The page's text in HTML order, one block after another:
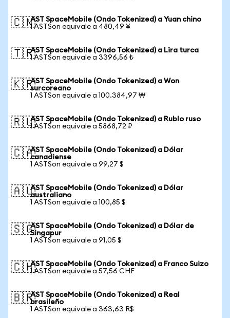
🇨🇳AST SpaceMobile (Ondo Tokenized) a Yuan chino
1 ASTSon equivale a 480,49 ¥
🇹🇷AST SpaceMobile (Ondo Tokenized) a Lira turca
1 ASTSon equivale a 3396,56 ₺
🇰🇷AST SpaceMobile (Ondo Tokenized) a Won
surcoreano
1 ASTSon equivale a 100.384,97 ₩
🇷🇺AST SpaceMobile (Ondo Tokenized) a Rublo ruso
1 ASTSon equivale a 5868,72 ₽
🇨🇦AST SpaceMobile (Ondo Tokenized) a Dólar
canadiense
1 ASTSon equivale a 99,27 $
🇦🇺AST SpaceMobile (Ondo Tokenized) a Dólar
australiano
1 ASTSon equivale a 100,85 $
🇸🇬AST SpaceMobile (Ondo Tokenized) a Dólar de
Singapur
1 ASTSon equivale a 91,05 $
🇨🇭AST SpaceMobile (Ondo Tokenized) a Franco Suizo
1 ASTSon equivale a 57,56 CHF
🇧🇷AST SpaceMobile (Ondo Tokenized) a Real
brasileño
1 ASTSon equivale a 363,63 R$